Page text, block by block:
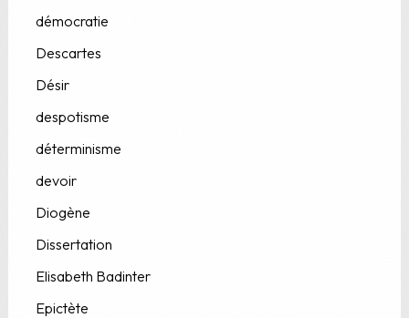
démocratie
Descartes
Désir
despotisme
déterminisme
devoir
Diogène
Dissertation
Elisabeth Badinter
Epictète